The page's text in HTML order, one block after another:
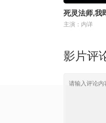
主演：内详
影片评